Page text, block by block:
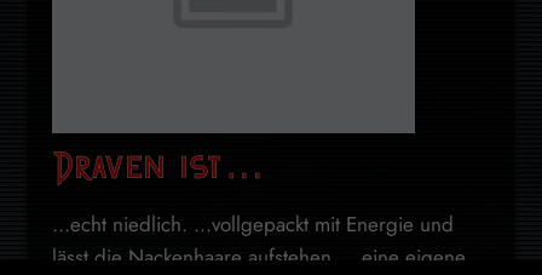
Draven ist…
...echt niedlich. ...vollgepackt mit Energie und
lässt die Nackenhaare aufstehen. ...eine eigene